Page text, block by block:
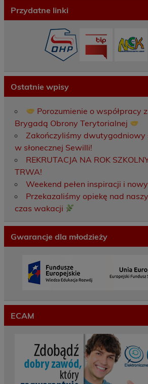
Przydatne linki
Ostatnie wpisy
Porozumienie o współpracy
Brygadą Obrony Terytorialnej
Zakończyliśmy
w słonecznej Sewilli!
REKRUTACJA NA ROK
TRWA!
Weekend pełen inspiracji i
Przekazaliśmy opiekę nad
czas wakacji
Gwarancje dla młodzieży
ECAM